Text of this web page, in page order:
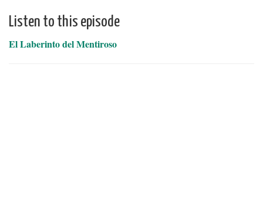
Listen to this episode
El Laberinto del Mentiroso